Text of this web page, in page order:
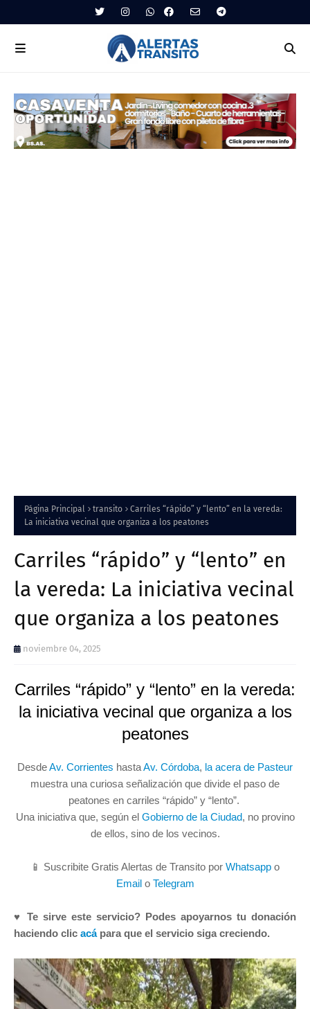
Página Principal transito
Carriles “rápido” y “lento” en la vereda:
La iniciativa vecinal que organiza a los peatones
Carriles “rápido” y “lento” en
la vereda: La iniciativa vecinal
que organiza a los peatones
noviembre 04, 2025
Carriles “rápido” y “lento” en la vereda:
la iniciativa vecinal que organiza a los
peatones
DesdeAv. Corrientes hastaAv. Córdoba, la acera de Pasteur
muestra una curiosa señalización que divide el paso de
peatones en carriles “rápido” y “lento”.
Una iniciativa que, según el Gobierno de la Ciudad, no provino
de ellos, sino de los vecinos.
📱 Suscribite Gratis Alertas de Transito por Whatsapp o
Emailo Telegram
♥ Te sirve este servicio? Podes apoyarnos tu donación
haciendo clic acápara que el servicio siga creciendo.